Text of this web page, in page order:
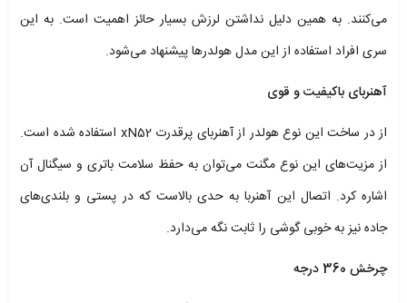
می‌کنند. به همین دلیل نداشتن لرزش بسیار حائز اهمیت است. به این
سری افراد استفاده از این مدل هولدرها پیشنهاد می‌شود.
آهنربای باکیفیت و قوی
از در ساخت این نوع هولدر از آهنربای پرقدرت xN52 استفاده شده است.
از مزیت‌های این نوع مگنت می‌توان به حفظ سلامت باتری و سیگنال آن
اشاره کرد. اتصال این آهنربا به حدی بالاست که در پستی و بلندی‌های
جاده نیز به خوبی گوشی را ثابت نگه می‌دارد.
چرخش 360 درجه